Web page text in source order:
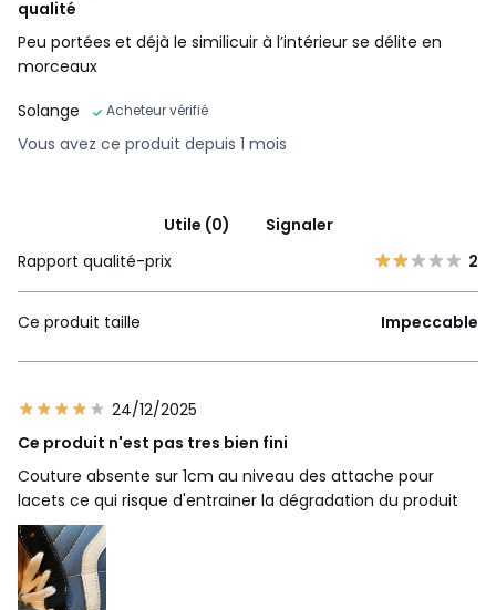
qualité
Peu portées et déjà le similicuir à l’intérieur se délite en
morceaux
Solange
Acheteur vérifié
Vous avez ce produit depuis 1 mois
Utile (0)
Signaler
Rapport qualité-prix
2
Ce produit taille Impeccable
24/12/2025
Ce produit n'est pas tres bien fini
Couture absente sur 1cm au niveau des attache pour
lacets ce qui risque d'entrainer la dégradation du produit